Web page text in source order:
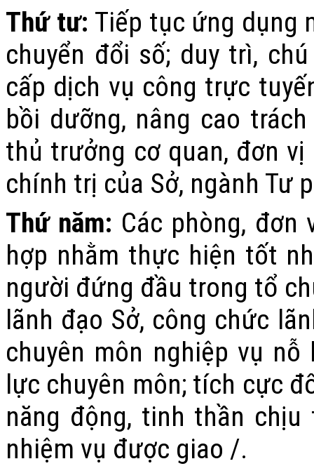
Thứ tư: Tiếp tục ứng dụng
chuyển đổi số; duy trì,
cấp dịch vụ công trực
bồi dưỡng, nâng cao
thủ trưởng cơ quan, đơn
chính trị của Sở, ngành Tư
Thứ năm: Các phòng,
hợp nhằm thực hiện tốt
người đứng đầu trong tổ
lãnh đạo Sở, công chức
chuyên môn nghiệp vụ
lực chuyên môn; tích cực
năng động, tinh thần
nhiệm vụ được giao /.